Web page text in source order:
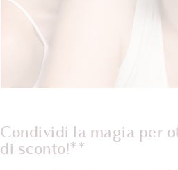
Condividi la magia per
di sconto!**